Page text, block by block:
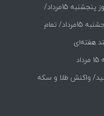
قیمت طلا، دلار و سکه امروز پنجشنبه 15مرداد/
قیمت طلا و سکه امروز پنجشنبه 15مرداد/ تمام
جدول
هفته‌ای
واکنش طلا و سکه